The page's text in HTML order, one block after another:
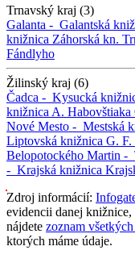
Trnavský kraj (3)
Galanta - Galantská
knižnica Záhorská kn.
Fándlyho
Žilinský kraj (6)
Čadca - Kysucká
knižnica A. Habovštiaka
Nové Mesto - Mestská
Liptovská knižnica G.
Belopotockého Martin -
- Krajská knižnica
Zdroj informácií:
evidencii danej
nájdete zoznam
ktorých máme údaje.